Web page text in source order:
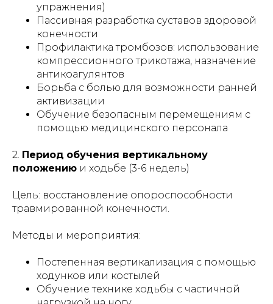
упражнения)
Пассивная разработка суставов здоровой
конечности
Профилактика тромбозов: использование
компрессионного трикотажа, назначение
антикоагулянтов
Борьба с болью для возможности ранней
активизации
Обучение безопасным перемещениям с
помощью медицинского персонала
2. Период обучения вертикальному
положению и ходьбе (3-6 недель)
Цель: восстановление опороспособности
травмированной конечности.
Методы и мероприятия:
Постепенная вертикализация с помощью
ходунков или костылей
Обучение технике ходьбы с частичной